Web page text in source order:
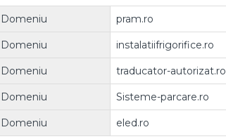
Domeniu pram.ro
Domeniu instalatiifrigorifice.ro
Domeniu traducator-autorizat.ro
Domeniu Sisteme-parcare.ro
Domeniu eled.ro